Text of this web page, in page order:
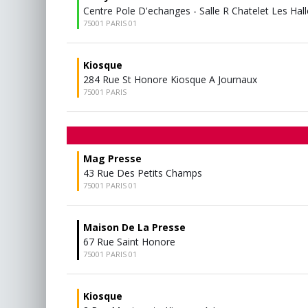
Centre Pole D'echanges - Salle R Chatelet Les
75001 PARIS 01
Kiosque
284 Rue St Honore Kiosque A Journaux
75001 PARIS
Mag Presse
43 Rue Des Petits Champs
75001 PARIS 01
Maison De La Presse
67 Rue Saint Honore
75001 PARIS 01
Kiosque